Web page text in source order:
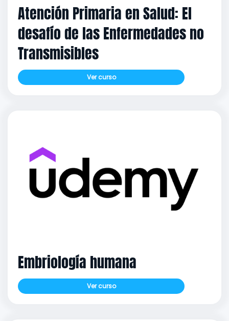
Atención Primaria en Salud: El
desafío de las Enfermedades no
Transmisibles
Ver curso
Embriología humana
Ver curso